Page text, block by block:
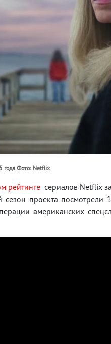
года Фото: Netflix
рейтинге сериалов Netflix
сезон проекта посмотрели
американских